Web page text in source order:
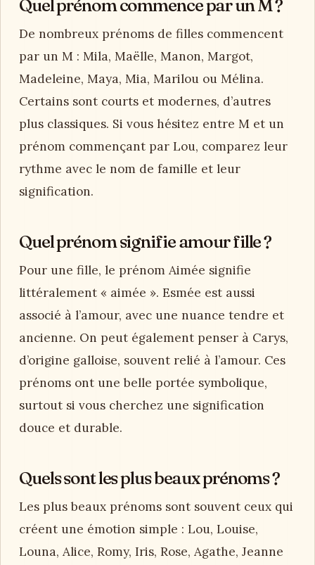
Quel prénom commence par un M ?
De nombreux prénoms de filles commencent
par un M : Mila, Maëlle, Manon, Margot,
Madeleine, Maya, Mia, Marilou ou Mélina.
Certains sont courts et modernes, d’autres
plus classiques. Si vous hésitez entre M et un
prénom commençant par Lou, comparez leur
rythme avec le nom de famille et leur
signification.
Quel prénom signifie amour fille ?
Pour une fille, le prénom Aimée signifie
littéralement « aimée ». Esmée est aussi
associé à l’amour, avec une nuance tendre et
ancienne. On peut également penser à Carys,
d’origine galloise, souvent relié à l’amour. Ces
prénoms ont une belle portée symbolique,
surtout si vous cherchez une signification
douce et durable.
Quels sont les plus beaux prénoms ?
Les plus beaux prénoms sont souvent ceux qui
créent une émotion simple : Lou, Louise,
Louna, Alice, Romy, Iris, Rose, Agathe, Jeanne